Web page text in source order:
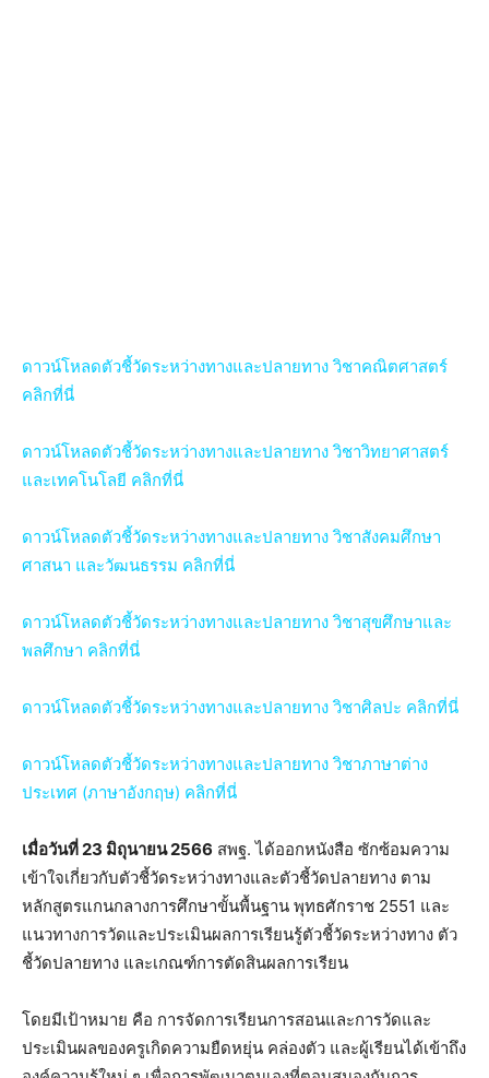
ดาวน์โหลดตัวชี้วัดระหว่างทางและปลายทาง วิชาคณิตศาสตร์
คลิกที่นี่
ดาวน์โหลดตัวชี้วัดระหว่างทางและปลายทาง วิชาวิทยาศาสตร์
และเทคโนโลยี คลิกที่นี่
ดาวน์โหลดตัวชี้วัดระหว่างทางและปลายทาง วิชาสังคมศึกษา
ศาสนา และวัฒนธรรม คลิกที่นี่
ดาวน์โหลดตัวชี้วัดระหว่างทางและปลายทาง วิชาสุขศึกษาและ
พลศึกษา คลิกที่นี่
ดาวน์โหลดตัวชี้วัดระหว่างทางและปลายทาง วิชาศิลปะ คลิกที่นี่
ดาวน์โหลดตัวชี้วัดระหว่างทางและปลายทาง วิชาภาษาต่าง
ประเทศ (ภาษาอังกฤษ) คลิกที่นี่
เมื่อวันที่ 23 มิถุนายน 2566 สพฐ. ได้ออกหนังสือ ซักซ้อมความ
เข้าใจเกี่ยวกับตัวชี้วัดระหว่างทางและตัวชี้วัดปลายทาง ตาม
หลักสูตรแกนกลางการศึกษาขั้นพื้นฐาน พุทธศักราช 2551 และ
แนวทางการวัดและประเมินผลการเรียนรู้ตัวชี้วัดระหว่างทาง ตัว
ชี้วัดปลายทาง และเกณฑ์การตัดสินผลการเรียน
โดยมีเป้าหมาย คือ การจัดการเรียนการสอนและการวัดและ
ประเมินผลของครูเกิดความยืดหยุ่น คล่องตัว และผู้เรียนได้เข้าถึง